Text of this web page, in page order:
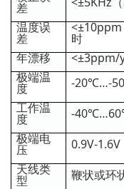
差
温度误
差
<±10ppm
时
年漂移
<±3ppm/
极端温
度
-20℃…-
工作温
度
-
极端电
压
0.9V-1.6V
天线类
型 鞭状或环